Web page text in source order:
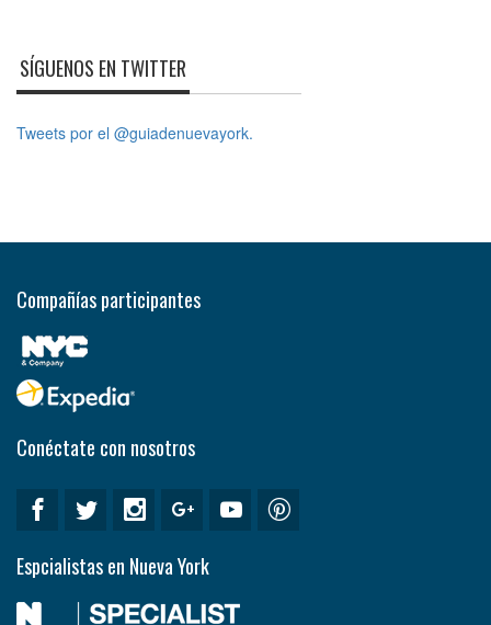
SÍGUENOS EN TWITTER
Tweets por el @guiadenuevayork.
Compañías participantes
Conéctate con nosotros
Espcialistas en Nueva York